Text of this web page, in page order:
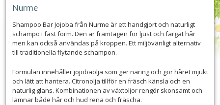
Nurme
Shampoo Bar Jojoba från Nurme är ett handgjort och naturligt
schampo i fast form. Den är framtagen för ljust och färgat hår
men kan också användas på kroppen. Ett miljövänligt alternativ
till traditionella flytande schampon.
Formulan innehåller jojobaolja som ger näring och gör håret mjukt
och lätt att hantera. Citronolja tillför en fräsch känsla och en
naturlig glans. Kombinationen av växtoljor rengör skonsamt och
lämnar både hår och hud rena och fräscha.